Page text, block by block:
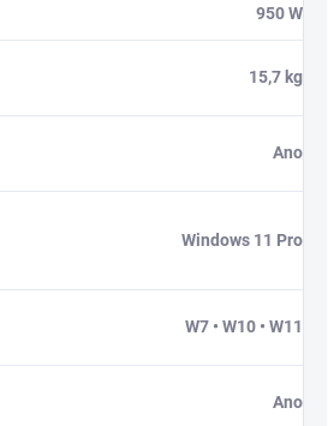
950 W
15,7 kg
Ano
Windows 11 Pro
W7 • W10 • W11
Ano